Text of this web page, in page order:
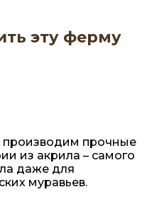
эту ферму
прочные
из акрила – самого
даже для
муравьев.